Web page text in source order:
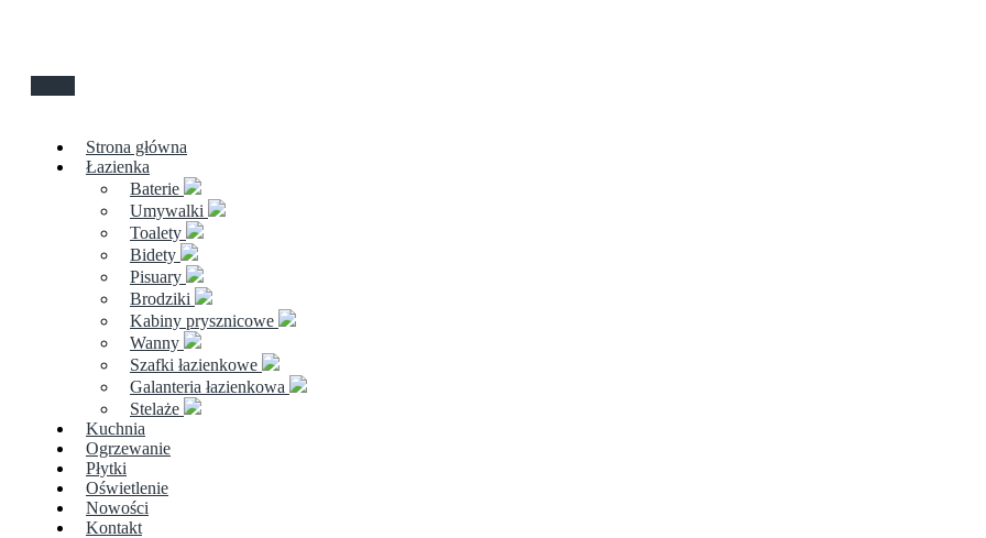
Strona główna
Łazienka
Baterie
Umywalki
Toalety
Bidety
Pisuary
Brodziki
Kabiny prysznicowe
Wanny
Szafki łazienkowe
Galanteria łazienkowa
Stelaże
Kuchnia
Ogrzewanie
Płytki
Oświetlenie
Nowości
Kontakt